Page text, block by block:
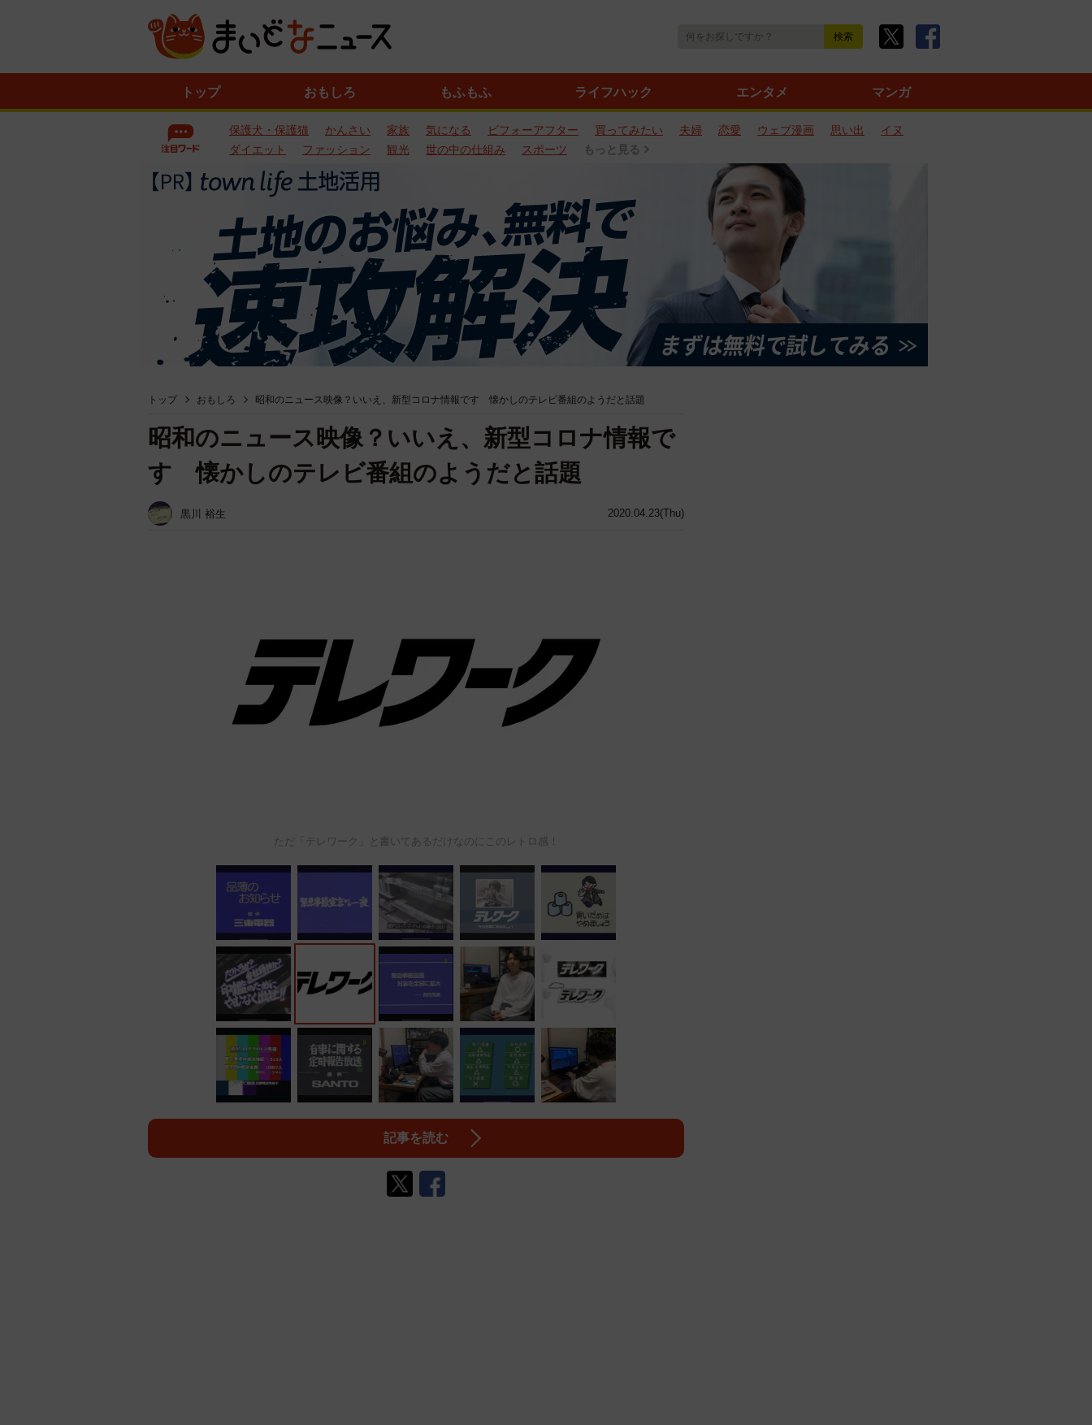
トップ おもしろ もふもふ ライフハック エンタメ マンガ
保護犬・保護猫 かんさい 家族 気になる ビフォーアフター 買ってみたい 夫婦 恋愛 ウェブ漫画 思い出
イヌ
ダイエット
ファッション 観光 世の中の仕組み スポーツ もっと見る
トップ おもしろ 昭和のニュース映像？いいえ、新型コロナ情報です 懐かしのテレビ番組のようだと話題
2020.04.23(Thu)
昭和のニュース映像？いいえ、新型コロナ情報で
す 懐かしのテレビ番組のようだと話題
黒川 裕生
ただ「テレワーク」と書いてあるだけなのにこのレトロ感！
記事を読む